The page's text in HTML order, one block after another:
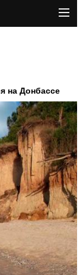
на Донбассе